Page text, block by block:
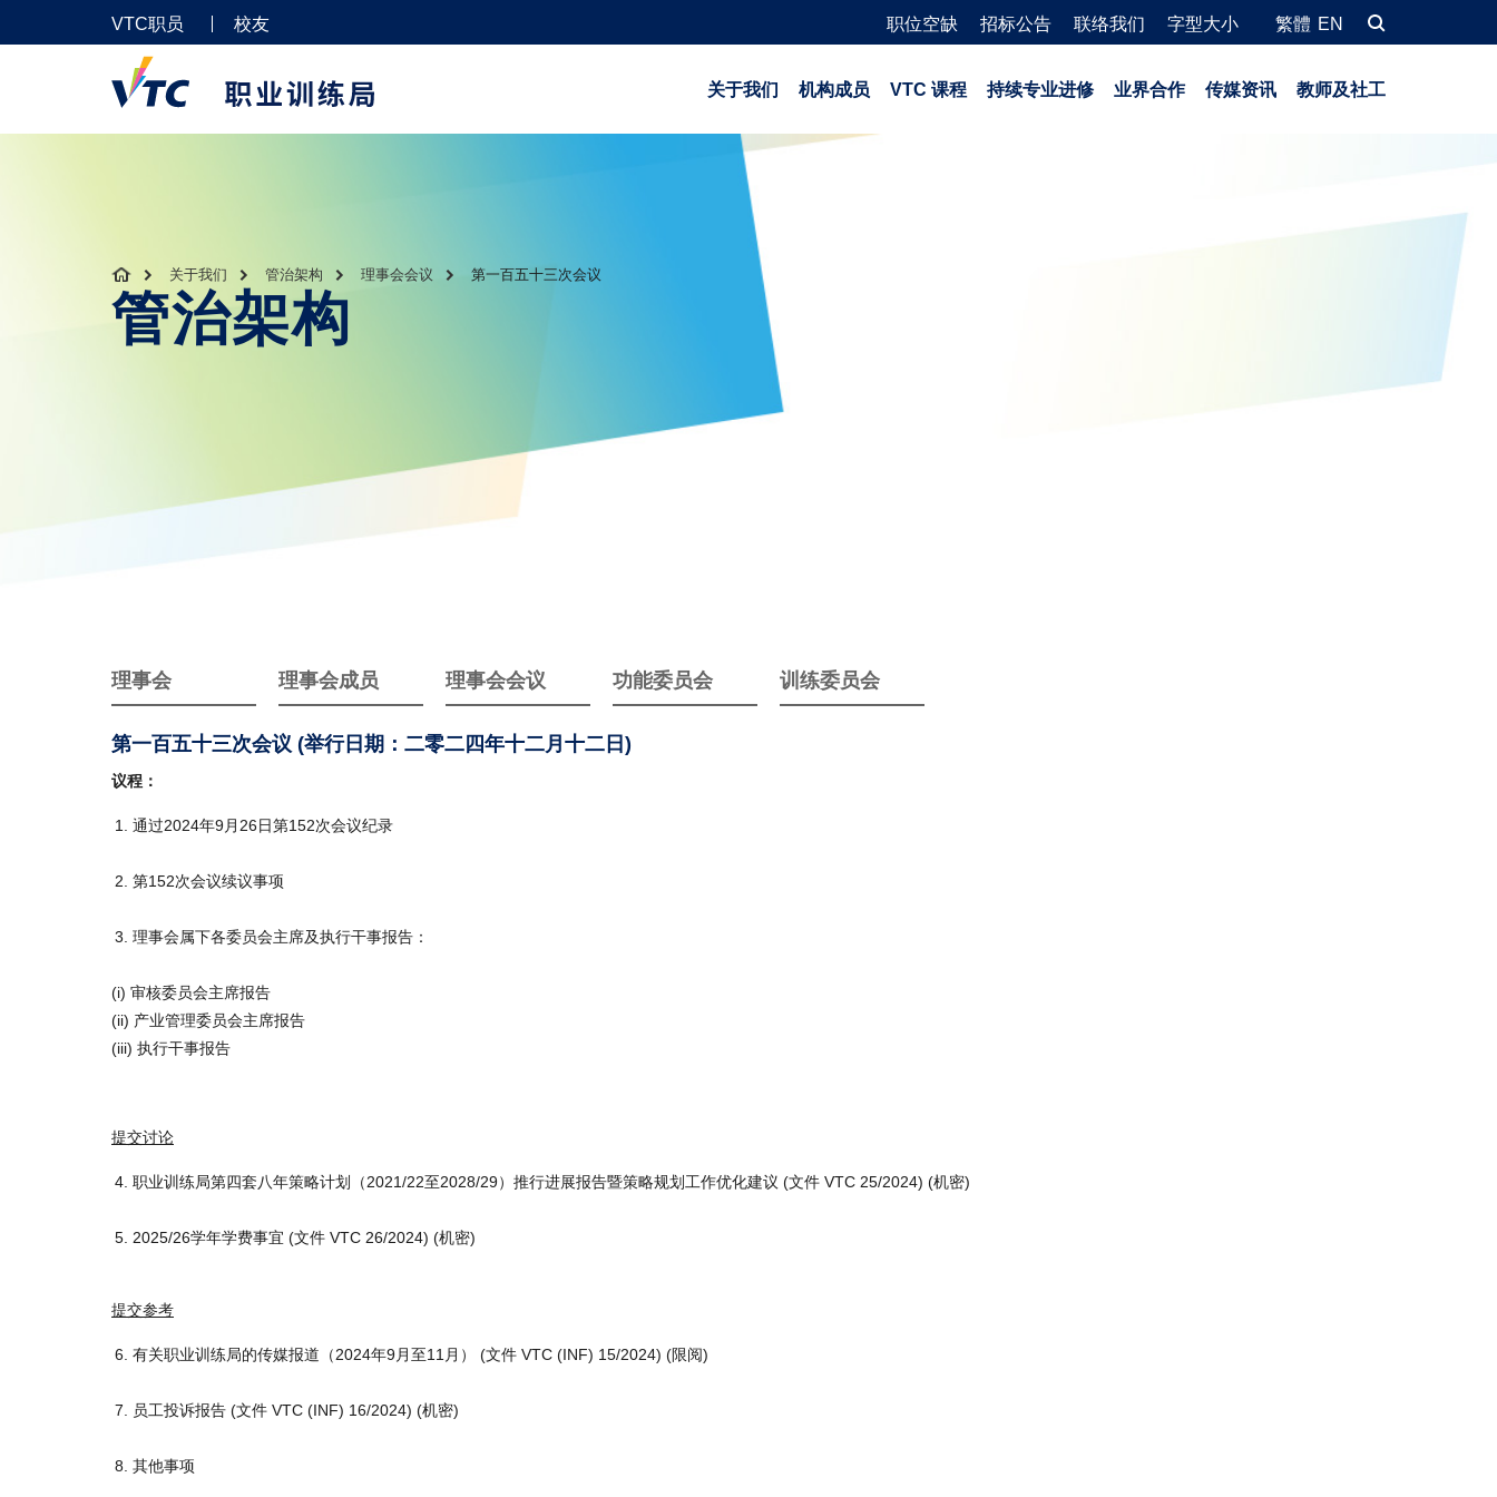
VTC职员 校友 职位空缺 招标公告 联络我们 字型大小 繁體 EN
关于我们 机构成员 VTC 课程 持续专业进修 业界合作 传媒资讯 教师及社工
关于我们 管治架构 理事会会议 第一百五十三次会议
管治架构
理事会 理事会成员 理事会会议 功能委员会 训练委员会
第一百五十三次会议 (举行日期：二零二四年十二月十二日)
议程：
通过2024年9月26日第152次会议纪录
第152次会议续议事项
理事会属下各委员会主席及执行干事报告：
(i) 审核委员会主席报告
(ii) 产业管理委员会主席报告
(iii) 执行干事报告
提交讨论
职业训练局第四套八年策略计划（2021/22至2028/29）推行进展报告暨策略规划工作优化建议 (文件 VTC 25/2024) (机密)
2025/26学年学费事宜 (文件 VTC 26/2024) (机密)
提交参考
有关职业训练局的传媒报道（2024年9月至11月） (文件 VTC (INF) 15/2024) (限阅)
员工投诉报告 (文件 VTC (INF) 16/2024) (机密)
其他事项